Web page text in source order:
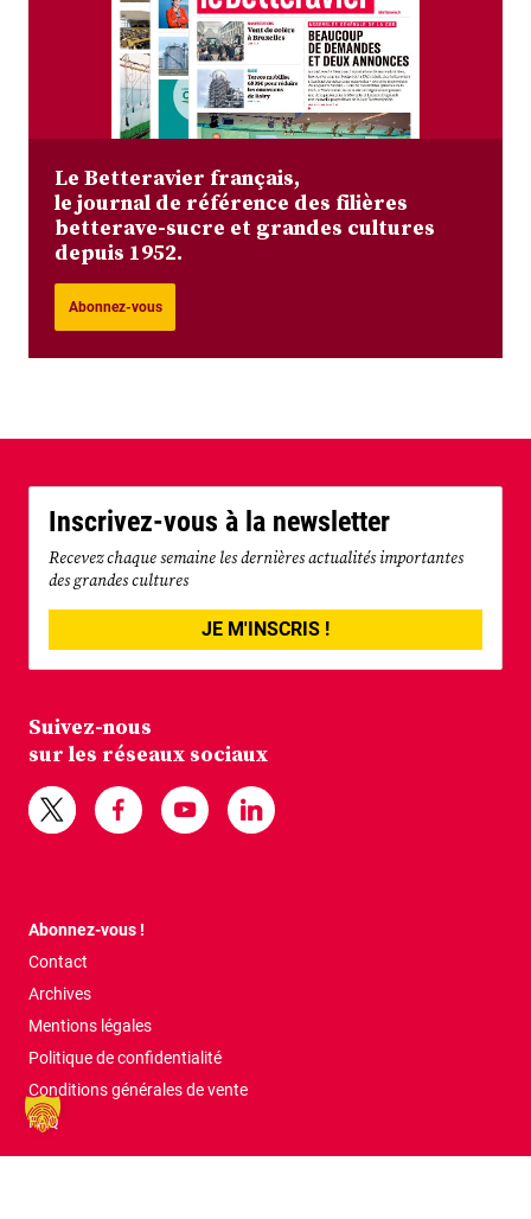
Le Betteravier français,
le journal de référence des filières
betterave-sucre et grandes cultures
depuis 1952.
Abonnez-vous
Inscrivez-vous à la newsletter
Recevez chaque semaine les dernières actualités importantes
des grandes cultures
JE M'INSCRIS !
Suivez-nous
sur les réseaux sociaux
Abonnez-vous !
Contact
Archives
Mentions légales
Politique de confidentialité
Conditions générales de vente
FAQ